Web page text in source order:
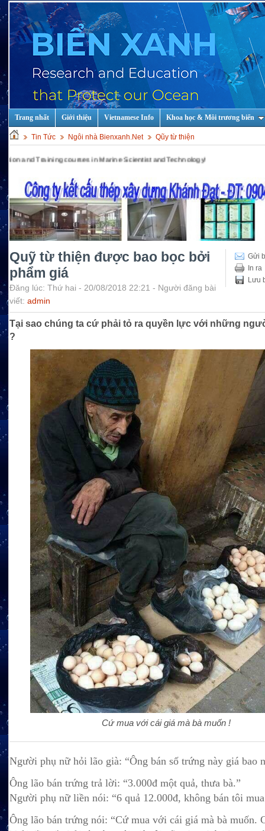
Trang nhất Giới thiệu Vietnamese Info Khoa học & Môi trương biển
Tin Tức Ngôi nhà Bienxanh.Net Qũy từ thiện
courses in Marine Scientist and Technology!
Gửi
In ra
Lưu
Quỹ từ thiện được bao bọc bởi
phẩm giá
Đăng lúc: Thứ hai - 20/08/2018 22:21 - Người đăng bài
viết: admin
Tại sao chúng ta cứ phải tỏ ra quyền lực với những
?
Cứ mua với cái giá mà bà muốn !
Người phụ nữ hỏi lão già: “Ông bán số trứng này giá bao
Ông lão bán trứng trả lời: “3.000đ một quả, thưa bà.”
Người phụ nữ liền nói: “6 quả 12.000đ, không bán tôi
Ông lão bán trứng nói: “Cứ mua với cái giá mà bà muốn.